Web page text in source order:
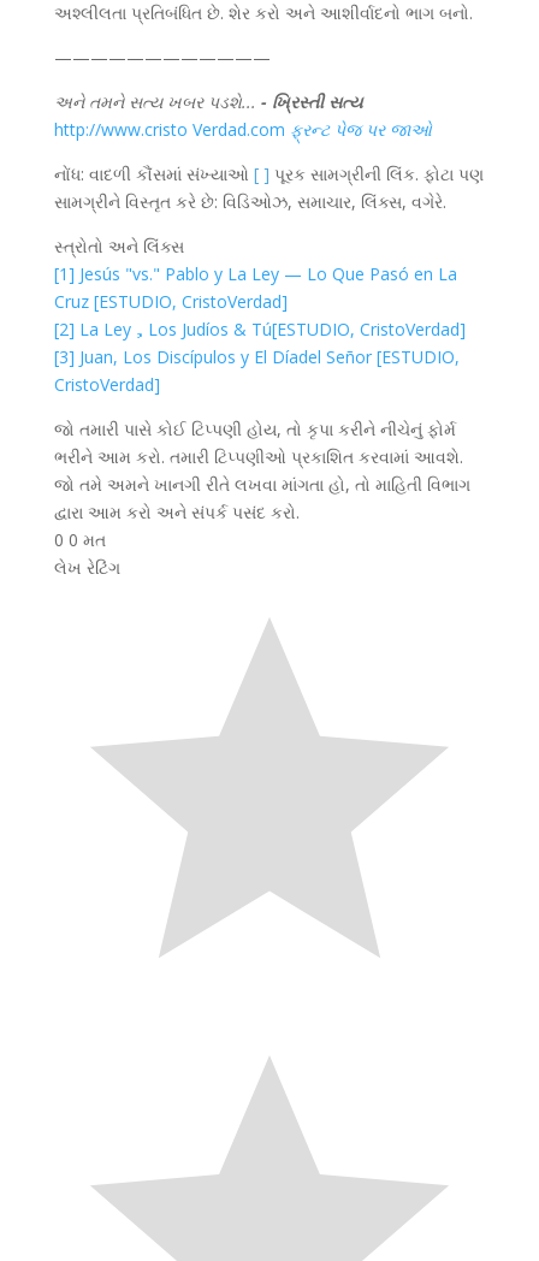
અશ્લીલતા પ્રતિબંધિત છે. શેર કરો અને આશીર્વાદનો ભાગ બનો.
————————————
અને તમને સત્ય ખબર પડશે... - ખ્રિસ્તી સત્ય
http://www.cristo Verdad.com ફ્રન્ટ પેજ પર જાઓ
નોંધ: વાદળી કૌંસમાં સંખ્યાઓ [ ] પૂરક સામગ્રીની લિંક. ફોટા પણ
સામગ્રીને વિસ્તૃત કરે છે: વિડિઓઝ, સમાચાર, લિંક્સ, વગેરે.
સ્ત્રોતો અને લિંક્સ
[1] Jesús "vs." Pablo y La Ley — Lo Que Pasó en La
Cruz [ESTUDIO, CristoVerdad]
[2] La Ley，Los Judíos & Tú[ESTUDIO, CristoVerdad]
[3] Juan, Los Discípulos y El Díadel Señor [ESTUDIO,
CristoVerdad]
જો તમારી પાસે કોઈ ટિપ્પણી હોય, તો કૃપા કરીને નીચેનું ફોર્મ
ભરીને આમ કરો. તમારી ટિપ્પણીઓ પ્રકાશિત કરવામાં આવશે.
જો તમે અમને ખાનગી રીતે લખવા માંગતા હો, તો માહિતી વિભાગ
દ્વારા આમ કરો અને સંપર્ક પસંદ કરો.
0 0 મત
લેખ રેટિંગ